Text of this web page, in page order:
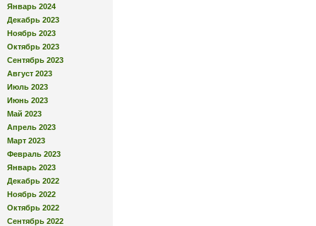
Январь 2024
Декабрь 2023
Ноябрь 2023
Октябрь 2023
Сентябрь 2023
Август 2023
Июль 2023
Июнь 2023
Май 2023
Апрель 2023
Март 2023
Февраль 2023
Январь 2023
Декабрь 2022
Ноябрь 2022
Октябрь 2022
Сентябрь 2022